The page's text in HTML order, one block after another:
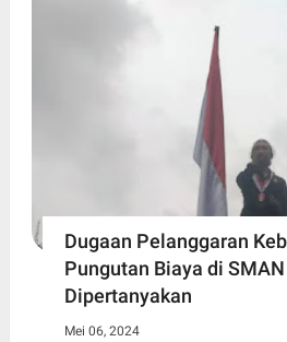
Dugaan Pelanggaran
Pungutan Biaya di
Dipertanyakan
Mei 06, 2024